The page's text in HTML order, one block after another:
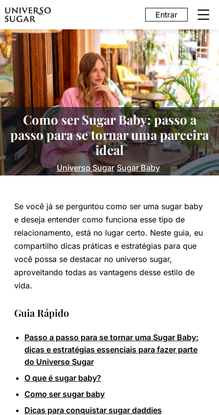
Entrar
Como ser Sugar Baby: passo a
passo para se tornar uma parceira
ideal
Universo Sugar Sugar Baby
Se você já se perguntou como ser uma sugar baby
e deseja entender como funciona esse tipo de
relacionamento, está no lugar certo. Neste guia, eu
compartilho dicas práticas e estratégias para que
você possa se destacar no universo sugar,
aproveitando todas as vantagens desse estilo de
vida.
Guia Rápido
Passo a passo para se tornar uma Sugar Baby:
dicas e estratégias essenciais para fazer parte
do Universo Sugar
O que é sugar baby?
Como ser sugar baby
Dicas para conquistar sugar daddies